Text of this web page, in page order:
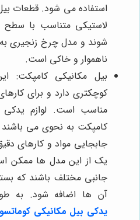
استفاده می ‌شود. قطعات
لاستیکی متناسب با
شوند و مدل چرخ زنجیری
ناهموار و خاکی است.
بیل مکانیکی کامپکت:
کوچکتری دارد و برای
مناسب است. لوازم یدکی
کامپکت به نحوی می
جابجایی مواد و کارهای
یک از این مدل ‌ها ممکن
جانبی مختلف باشند که
آن‌ ها اضافه شود. به
یدکی بیل مکانیکی کوماتسو